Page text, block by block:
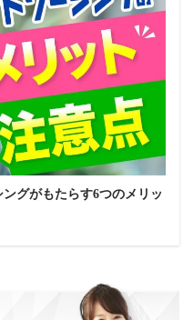
グがもたらす6つのメリッ